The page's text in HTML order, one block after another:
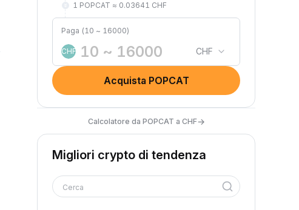
1 POPCAT ≈ 0.03641 CHF
Paga (10 ~ 16000)
CHF CHF
Acquista POPCAT
Calcolatore da POPCAT a CHF→
Migliori crypto di tendenza
Cerca